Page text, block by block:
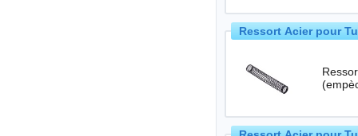
Ressort Acier pour